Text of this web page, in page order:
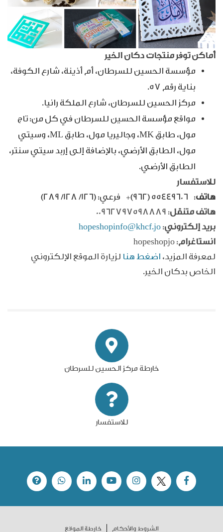
أماكن توفر منتجات دكان الخير
مؤسسة الحسين للسرطان، أم أذينة، شارع الكوفة،
بناية رقم 57.
مركز الحسين للسرطان، شارع الملكة رانيا.
مواقع مؤسسة الحسين للسرطان في كل من: تاج
مول، طابق MK، وجاليريا مول، طابق ML، وسيتي
مول، الطابق الأرضي، بالإضافة إلى إربد سيتي سنتر،
الطابق الأرضي.
للاستفسار
هاتف:
(962)+
فرعي: (126/ 128/ 289)
هاتف متنقل: 00962797598889
بريد إلكتروني:
hopeshopinfo@khcf.jo
انستاغرام: hopeshopjo
لمعرفة المزيد، اضغط هنا لزيارة الموقع الإلكتروني
الخاص بدكان الخير.
خارطة مركز الحسين للسرطان
للاستفسار
الشروط والأحكام خارطة الموقع